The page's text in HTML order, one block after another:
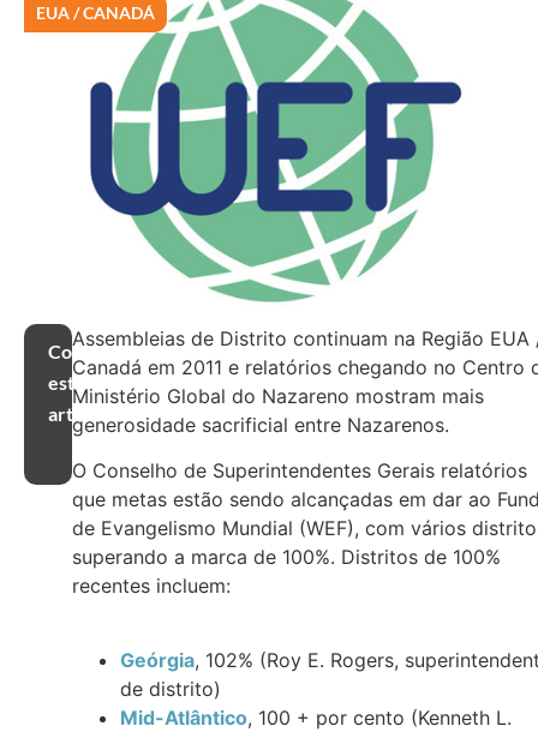
EUA / CANADÁ
Compartilhar
este
artigo
Assembleias de Distrito continuam na Região EUA
Canadá em 2011 e relatórios chegando no Centro
Ministério Global do Nazareno mostram mais
generosidade sacrificial entre Nazarenos.
O Conselho de Superintendentes Gerais relatórios
que metas estão sendo alcançadas em dar ao
de Evangelismo Mundial (WEF), com vários
superando a marca de 100%. Distritos de 100%
recentes incluem:
Geórgia, 102% (Roy E. Rogers,
de distrito)
Mid-Atlântico, 100 + por cento (Kenneth L.